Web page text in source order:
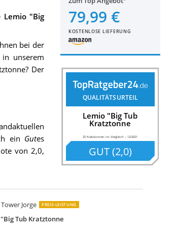
79,99 €
KOSTENLOSE LIEFERUNG
QUALITÄTSURTEIL
Lemio "Big Tub
Kratztonne
25 Kratztonnen im Vergleich –12/2021
GUT(2,0)
Lemio "Big
bei der
unserem
Der
ein Gutes
von 2,0,
Jorge PREIS-LEISTUNG
Tub Kratztonne
Amigo Extreme
II" schwarz
Coony Lounge
IV
III
Condo XL
Kitty
Tower
Buddymit 3 Höhlen schwarz 99cm